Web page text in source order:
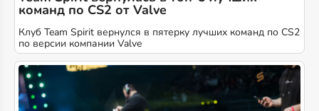
команд по CS2 от Valve
Клуб Team Spirit вернулся в пятерку лучших команд по CS2
по версии компании Valve